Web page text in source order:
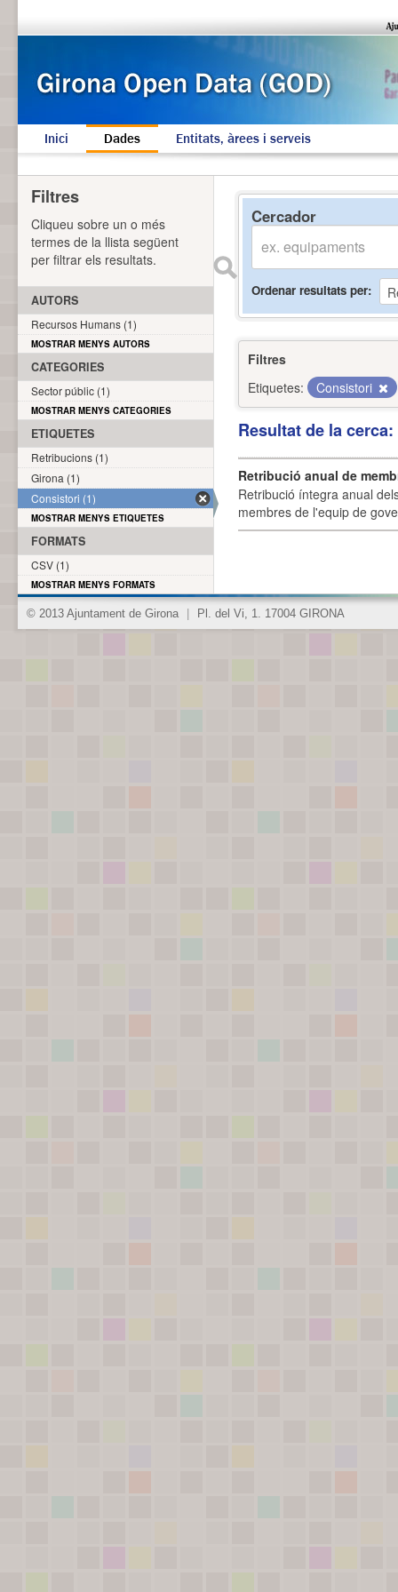
Inici Dades Entitats, àrees i serveis
Cercador
Ordenar resultats per
Filtres
Etiquetes:
Consistori
Resultat de la
Retribució anual de
Retribució íntegra anual
membres de l'equip de
Filtres
Cliqueu sobre un o més
termes de la llista següent
per filtrar els resultats.
AUTORS
Recursos Humans (1)
MOSTRAR MENYS AUTORS
CATEGORIES
Sector públic (1)
MOSTRAR MENYS CATEGORIES
ETIQUETES
Retribucions (1)
Girona (1)
Consistori (1)
MOSTRAR MENYS ETIQUETES
FORMATS
CSV (1)
MOSTRAR MENYS FORMATS
© 2013 Ajuntament de Girona Pl. del Vi, 1. 17004 GIRONA